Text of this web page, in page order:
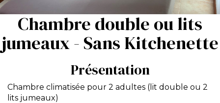
Chambre double ou lits
jumeaux - Sans Kitchenette
Présentation
Chambre climatisée pour 2 adultes (lit double ou 2
lits jumeaux)